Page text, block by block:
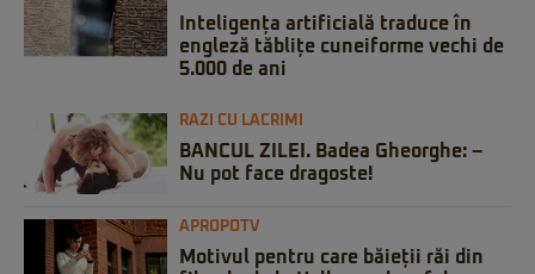
Inteligența artificială traduce în
engleză tăblițe cuneiforme vechi de
5.000 de ani
RAZI CU LACRIMI
BANCUL ZILEI. Badea Gheorghe: –
Nu pot face dragoste!
APROPOTV
Motivul pentru care băieții răi din